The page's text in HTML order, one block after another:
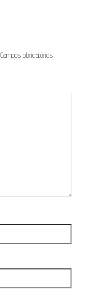
Campos obrigatórios